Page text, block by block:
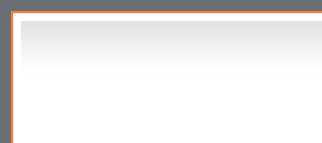
Перейти к основному содержанию